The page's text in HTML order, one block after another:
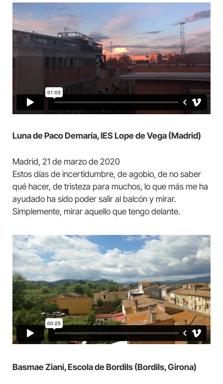
Luna de Paco Demaría, IES Lope de Vega (Madrid)
Madrid, 21 de marzo de 2020
Estos días de incertidumbre, de agobio, de no saber
qué hacer, de tristeza para muchos, lo que más me ha
ayudado ha sido poder salir al balcón y mirar.
Simplemente, mirar aquello que tengo delante.
Basmae Ziani, Escola de Bordils (Bordils, Girona)